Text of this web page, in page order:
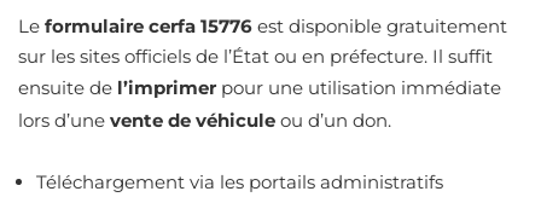
Le formulaire cerfa 15776 est disponible gratuitement
sur les sites officiels de l’État ou en préfecture. Il suffit
ensuite de l’imprimer pour une utilisation immédiate
lors d’une vente de véhicule ou d’un don.
Téléchargement via les portails administratifs